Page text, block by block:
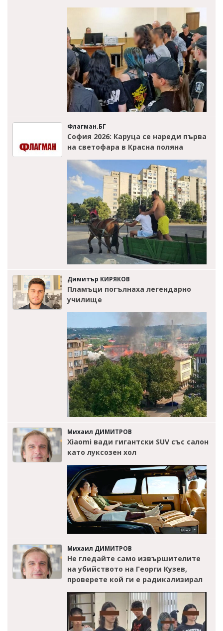
Флагман.БГ
София 2026: Каруца се нареди първа
на светофара в Красна поляна
Димитър КИРЯКОВ
Пламъци погълнаха легендарно
училище
Михаил ДИМИТРОВ
Xiaomi вади гигантски SUV със салон
като луксозен хол
Михаил ДИМИТРОВ
Не гледайте само извършителите
на убийството на Георги Кузев,
проверете кой ги е радикализирал